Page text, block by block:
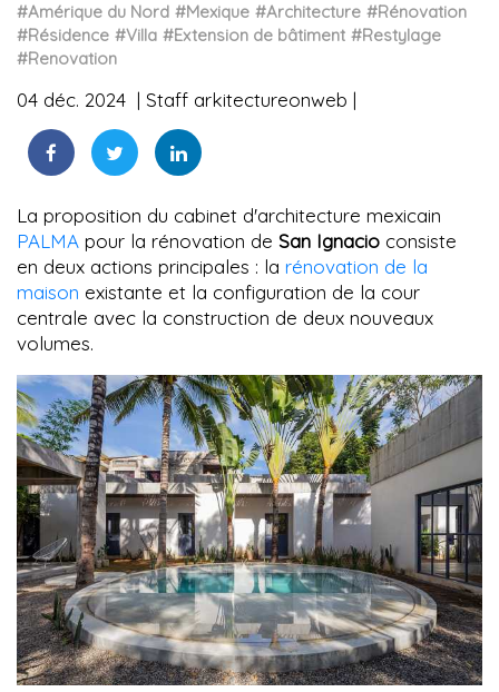
#Amérique du Nord #Mexique #Architecture #Rénovation
#Résidence #Villa #Extension de bâtiment #Restylage
#Renovation
04 déc. 2024 Staff arkitectureonweb
La proposition du cabinet d'architecture mexicain
PALMA pour la rénovation de San Ignacio consiste
en deux actions principales : la rénovation de la
maison existante et la configuration de la cour
centrale avec la construction de deux nouveaux
volumes.